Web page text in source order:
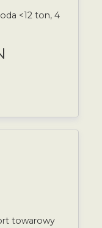
<12 ton, 4
towarowy